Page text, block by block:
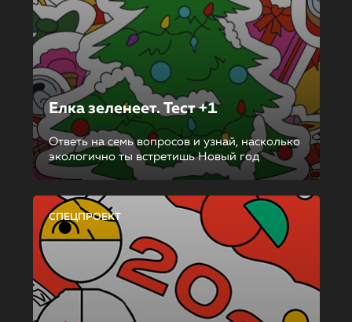
Елка зеленеет. Тест +1
Ответь на семь вопросов и узнай, насколько
экологично ты встретишь Новый год
СПЕЦПРОЕКТ